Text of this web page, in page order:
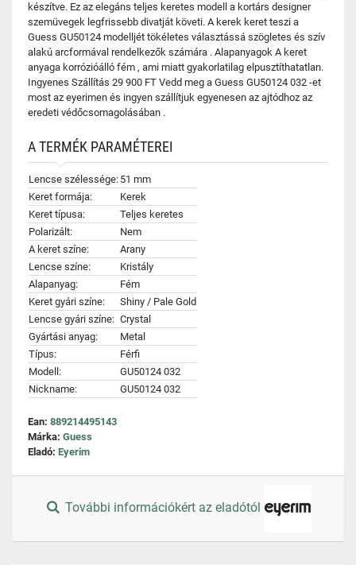
készítve. Ez az elegáns teljes keretes modell a kortárs designer
szemüvegek legfrissebb divatját követi. A kerek keret teszi a
Guess GU50124 modelljét tökéletes választássá szögletes és szív
alakú arcformával rendelkezők számára . Alapanyagok A keret
anyaga korrózióálló fém , ami miatt gyakorlatilag elpusztíthatatlan.
Ingyenes Szállítás 29 900 FT Vedd meg a Guess GU50124 032 -et
most az eyerimen és ingyen szállítjuk egyenesen az ajtódhoz az
eredeti védőcsomagolásában .
A TERMÉK PARAMÉTEREI
Lencse szélessége: 51 mm
Keret formája:
Kerek
Keret típusa:
Teljes keretes
Polarizált:
Nem
A keret színe:
Arany
Lencse színe:
Kristály
Alapanyag:
Fém
Keret gyári színe:
Shiny / Pale Gold
Lencse gyári színe: Crystal
Gyártási anyag:
Metal
Típus:
Férfi
Modell:
GU50124 032
Nickname:
GU50124 032
Ean: 889214495143
Márka: Guess
Eladó: Eyerim
További információkért az eladótól